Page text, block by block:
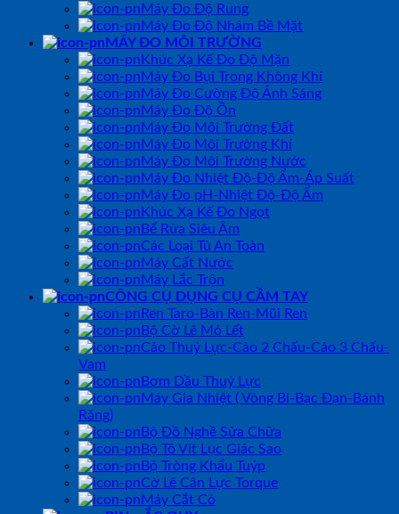
Máy Đo Độ Rung
Máy Đo Độ Nhám Bề Mặt
MÁY ĐO MÔI TRƯỜNG
Khúc Xạ Kế Đo Độ Mặn
Máy Đo Bụi Trong Không Khí
Máy Đo Cường Độ Ánh Sáng
Máy Đo Độ Ồn
Máy Đo Môi Trường Đất
Máy Đo Môi Trường Khí
Máy Đo Môi Trường Nước
Máy Đo Nhiệt Độ-Độ Ẩm-Áp Suất
Máy Đo pH-Nhiệt Độ-Độ Ẩm
Khúc Xạ Kế Đo Ngọt
Bể Rửa Siêu Âm
Các Loại Tủ An Toàn
Máy Cất Nước
Máy Lắc Trộn
CÔNG CỤ DỤNG CỤ CẦM TAY
Ren Taro-Bàn Ren-Mũi Ren
Bộ Cờ Lê Mỏ Lết
Cảo Thuỷ Lực-Cảo 2 Chấu-Cảo 3 Chấu-
Vam
Bơm Dầu Thuỷ Lực
Máy Gia Nhiệt ( Vòng Bi-Bạc Đạn-Bánh
Răng)
Bộ Đồ Nghề Sửa Chữa
Bộ Tô Vít Lục Giác Sao
Bộ Tròng Khẩu Tuýp
Cờ Lê Cân Lực Torque
Máy Cắt Cỏ